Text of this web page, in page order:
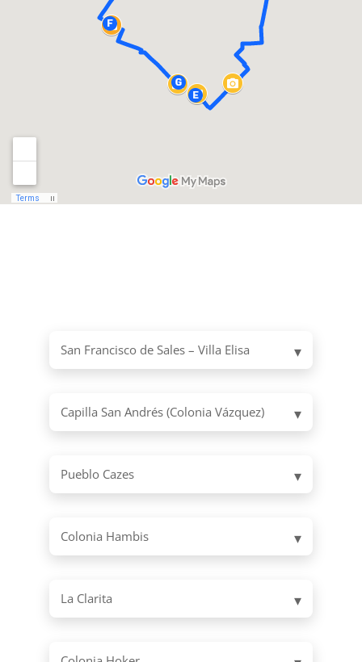
San Francisco de Sales – Villa Elisa
Capilla San Andrés (Colonia Vázquez)
Pueblo Cazes
Colonia Hambis
La Clarita